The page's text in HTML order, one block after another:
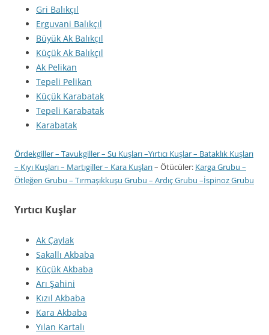
Gri Balıkçıl
Erguvani Balıkçıl
Büyük Ak Balıkçıl
Küçük Ak Balıkçıl
Ak Pelikan
Tepeli Pelikan
Küçük Karabatak
Tepeli Karabatak
Karabatak
Ördekgiller– Tavukgiller– Su Kuşları–Yırtıcı Kuşlar– Bataklık Kuşları
– Kıyı Kuşları– Martıgiller– Kara Kuşları– Ötücüler: Karga Grubu –
Ötleğen Grubu – Tırmaşıkkuşu Grubu – Ardıç Grubu –İspinoz Grubu
Yırtıcı Kuşlar
Ak Çaylak
Sakallı Akbaba
Küçük Akbaba
Arı Şahini
Kızıl Akbaba
Kara Akbaba
Yılan Kartalı